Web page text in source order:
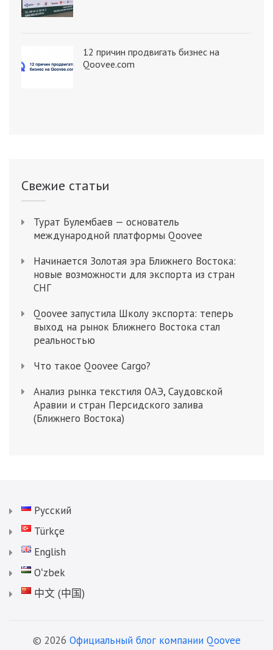
12 причин продвигать бизнес на
Qoovee.com
Свежие статьи
Турат Булембаев — основатель
международной платформы Qoovee
Начинается Золотая эра Ближнего Востока:
новые возможности для экспорта из стран
СНГ
Qoovee запустила Школу экспорта: теперь
выход на рынок Ближнего Востока стал
реальностью
Что такое Qoovee Cargo?
Анализ рынка текстиля ОАЭ, Саудовской
Аравии и стран Персидского залива
(Ближнего Востока)
Русский
Türkçe
English
Oʻzbek
中文 (中国)
© 2026 Официальный блог компании Qoovee